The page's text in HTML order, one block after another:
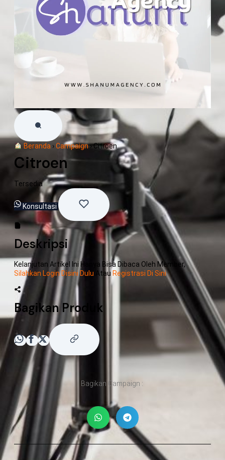
Beranda ›Campaign›Citroen
Citroen
Tersedia
Konsultasi
Deskripsi
Kelanjutan Artikel Ini Hanya Bisa Dibaca Oleh Member,
Silahkan Login Disini Dulu Atau Registrasi Di Sini
Bagikan Produk
Bagikan Campaign :